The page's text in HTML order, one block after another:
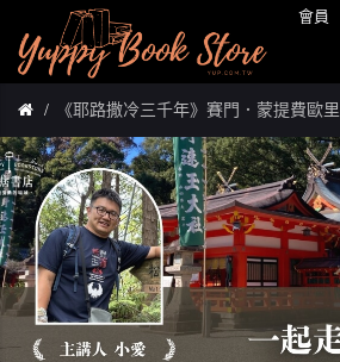
會員
《耶路撒冷三千年》賽門．蒙提費歐里